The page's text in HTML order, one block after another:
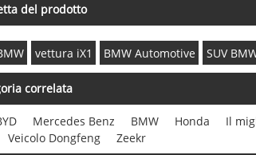
del prodotto
vettura iX1 BMW Automotive SUV
correlata
Mercedes Benz BMW Honda Il
Veicolo Dongfeng Zeekr